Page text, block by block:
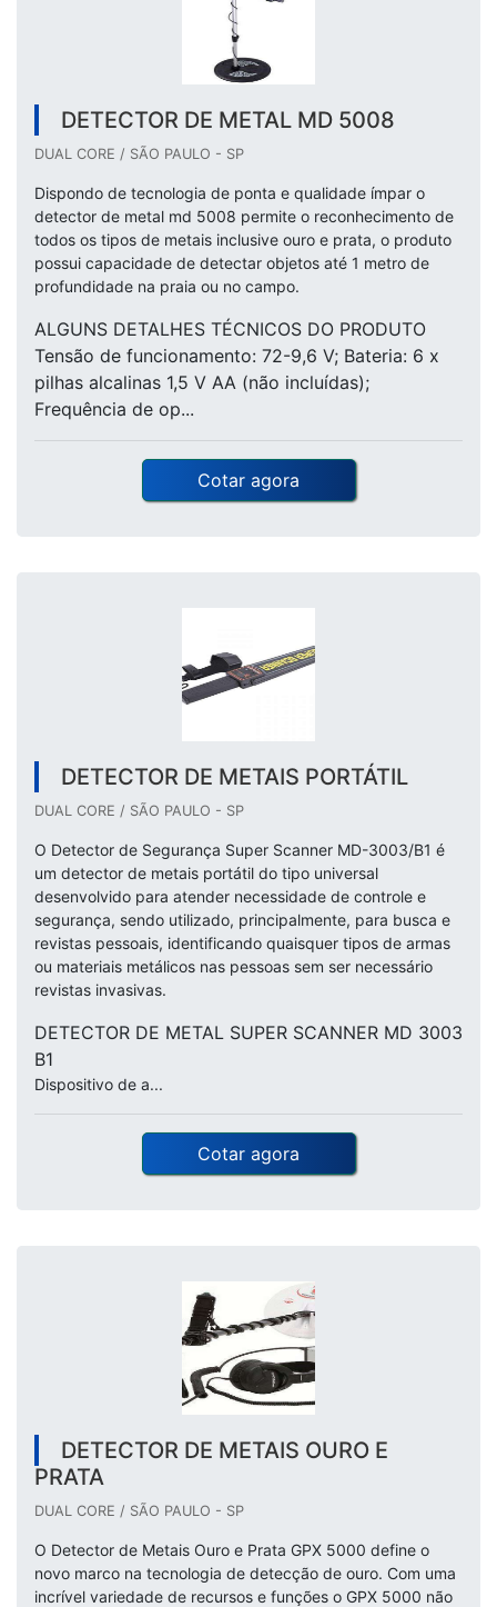
DETECTOR DE METAL MD 5008
DUAL CORE / SÃO PAULO - SP
Dispondo de tecnologia de ponta e qualidade ímpar o
detector de metal md 5008 permite o reconhecimento de
todos os tipos de metais inclusive ouro e prata, o produto
possui capacidade de detectar objetos até 1 metro de
profundidade na praia ou no campo.
ALGUNS DETALHES TÉCNICOS DO PRODUTO
Tensão de funcionamento: 72-9,6 V; Bateria: 6 x
pilhas alcalinas 1,5 V AA (não incluídas);
Frequência de op...
Cotar agora
DETECTOR DE METAIS PORTÁTIL
DUAL CORE / SÃO PAULO - SP
O Detector de Segurança Super Scanner MD-3003/B1 é
um detector de metais portátil do tipo universal
desenvolvido para atender necessidade de controle e
segurança, sendo utilizado, principalmente, para busca e
revistas pessoais, identificando quaisquer tipos de armas
ou materiais metálicos nas pessoas sem ser necessário
revistas invasivas.
DETECTOR DE METAL SUPER SCANNER MD 3003
B1
Dispositivo de a...
Cotar agora
DETECTOR DE METAIS OURO E
PRATA
DUAL CORE / SÃO PAULO - SP
O Detector de Metais Ouro e Prata GPX 5000 define o
novo marco na tecnologia de detecção de ouro. Com uma
incrível variedade de recursos e funções o GPX 5000 não